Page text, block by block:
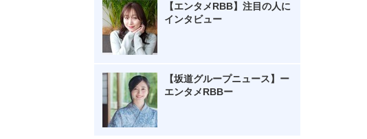
【エンタメRBB】注目の人に
インタビュー
【坂道グループニュース】ー
エンタメRBBー